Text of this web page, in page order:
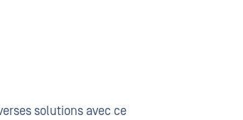
solutions avec ce